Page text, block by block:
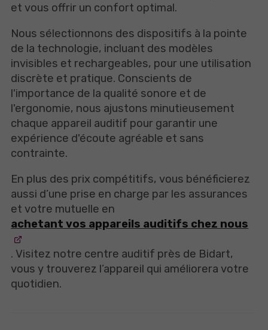
et vous offrir un confort optimal.
Nous sélectionnons des dispositifs à la pointe
de la technologie, incluant des modèles
invisibles et rechargeables, pour une utilisation
discrète et pratique. Conscients de
l'importance de la qualité sonore et de
l'ergonomie, nous ajustons minutieusement
chaque appareil auditif pour garantir une
expérience d'écoute agréable et sans
contrainte.
En plus des prix compétitifs, vous bénéficierez
aussi d’une prise en charge par les assurances
et votre mutuelle en
achetant vos appareils auditifs chez nous
. Visitez notre centre auditif près de Bidart,
vous y trouverez l’appareil qui améliorera votre
quotidien.